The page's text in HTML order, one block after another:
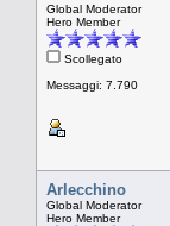
Global Moderator
Hero Member
Scollegato
Messaggi: 7.790
Arlecchino
Global Moderator
Hero Member